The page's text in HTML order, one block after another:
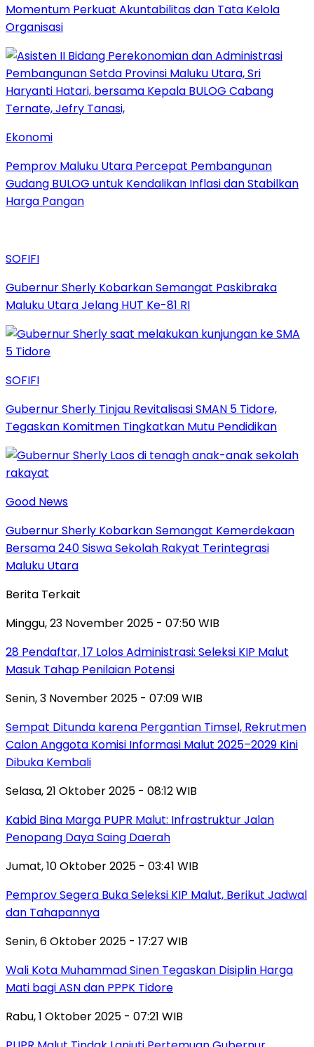
Momentum Perkuat Akuntabilitas dan Tata Kelola
Organisasi
Ekonomi
Pemprov Maluku Utara Percepat Pembangunan
Gudang BULOG untuk Kendalikan Inflasi dan Stabilkan
Harga Pangan
SOFIFI
Gubernur Sherly Kobarkan Semangat Paskibraka
Maluku Utara Jelang HUT Ke-81 RI
SOFIFI
Gubernur Sherly Tinjau Revitalisasi SMAN 5 Tidore,
Tegaskan Komitmen Tingkatkan Mutu Pendidikan
Good News
Gubernur Sherly Kobarkan Semangat Kemerdekaan
Bersama 240 Siswa Sekolah Rakyat Terintegrasi
Maluku Utara
Berita Terkait
Minggu, 23 November 2025 - 07:50 WIB
28 Pendaftar, 17 Lolos Administrasi: Seleksi KIP Malut
Masuk Tahap Penilaian Potensi
Senin, 3 November 2025 - 07:09 WIB
Sempat Ditunda karena Pergantian Timsel, Rekrutmen
Calon Anggota Komisi Informasi Malut 2025–2029 Kini
Dibuka Kembali
Selasa, 21 Oktober 2025 - 08:12 WIB
Kabid Bina Marga PUPR Malut: Infrastruktur Jalan
Penopang Daya Saing Daerah
Jumat, 10 Oktober 2025 - 03:41 WIB
Pemprov Segera Buka Seleksi KIP Malut, Berikut Jadwal
dan Tahapannya
Senin, 6 Oktober 2025 - 17:27 WIB
Wali Kota Muhammad Sinen Tegaskan Disiplin Harga
Mati bagi ASN dan PPPK Tidore
Rabu, 1 Oktober 2025 - 07:21 WIB